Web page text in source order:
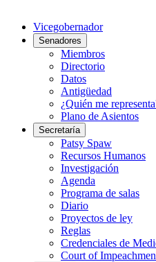
Vicegobernador
Senadores
Miembros
Directorio
Datos
Antigüedad
¿Quién me
Plano de Asientos
Secretaría
Patsy Spaw
Recursos Humanos
Investigación
Agenda
Programa de salas
Diario
Proyectos de ley
Reglas
Credenciales de
Court of